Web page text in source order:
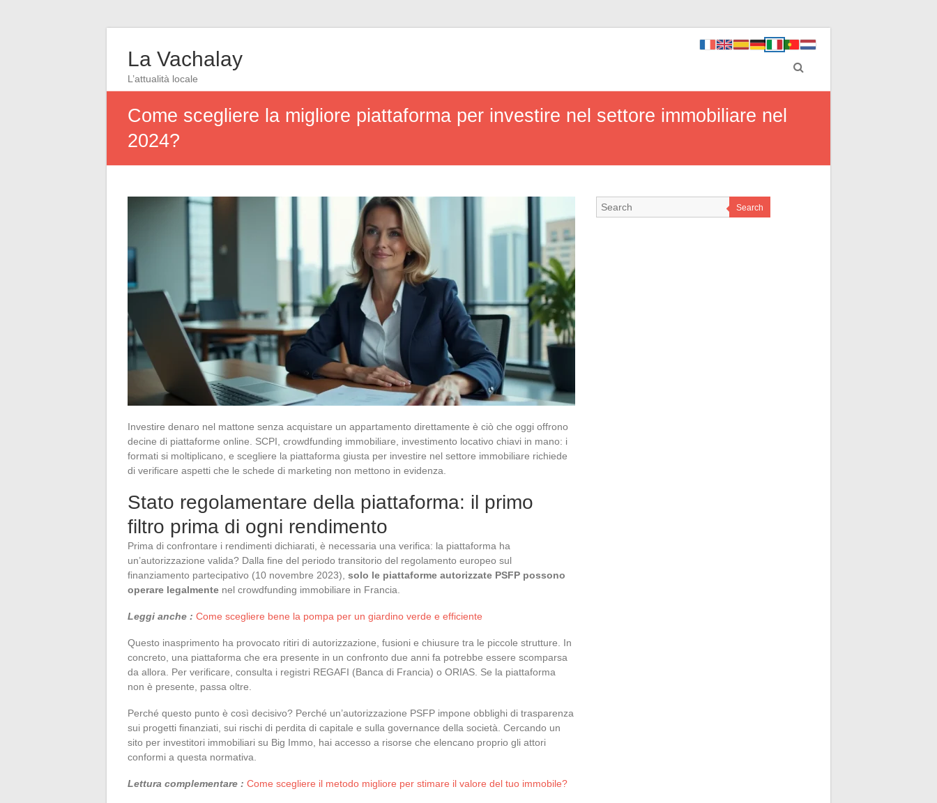
La Vachalay
L’attualità locale
Come scegliere la migliore piattaforma per investire nel settore immobiliare nel
2024?
Investire denaro nel mattone senza acquistare un appartamento direttamente è ciò che oggi offrono
decine di piattaforme online. SCPI, crowdfunding immobiliare, investimento locativo chiavi in mano: i
formati si moltiplicano, e scegliere la piattaforma giusta per investire nel settore immobiliare richiede
di verificare aspetti che le schede di marketing non mettono in evidenza.
Stato regolamentare della piattaforma: il primo
filtro prima di ogni rendimento
Prima di confrontare i rendimenti dichiarati, è necessaria una verifica: la piattaforma ha
un’autorizzazione valida? Dalla fine del periodo transitorio del regolamento europeo sul
finanziamento partecipativo (10 novembre 2023), solo le piattaforme autorizzate PSFP possono
operare legalmente nel crowdfunding immobiliare in Francia.
Leggi anche : Come scegliere bene la pompa per un giardino verde e efficiente
Questo inasprimento ha provocato ritiri di autorizzazione, fusioni e chiusure tra le piccole strutture. In
concreto, una piattaforma che era presente in un confronto due anni fa potrebbe essere scomparsa
da allora. Per verificare, consulta i registri REGAFI (Banca di Francia) o ORIAS. Se la piattaforma
non è presente, passa oltre.
Perché questo punto è così decisivo? Perché un’autorizzazione PSFP impone obblighi di trasparenza
sui progetti finanziati, sui rischi di perdita di capitale e sulla governance della società. Cercando un
sito per investitori immobiliari su Big Immo, hai accesso a risorse che elencano proprio gli attori
conformi a questa normativa.
Lettura complementare : Come scegliere il metodo migliore per stimare il valore del tuo immobile?
Search